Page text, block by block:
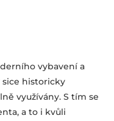
vybavení a
sice historicky
využívány. S tím se
a to i kvůli